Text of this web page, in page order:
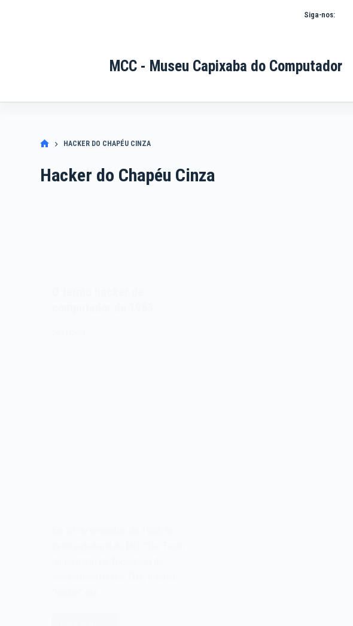
Siga-nos:
MCC - Museu Capixaba do Computador
HACKER DO CHAPÉU CINZA
Hacker do Chapéu Cinza